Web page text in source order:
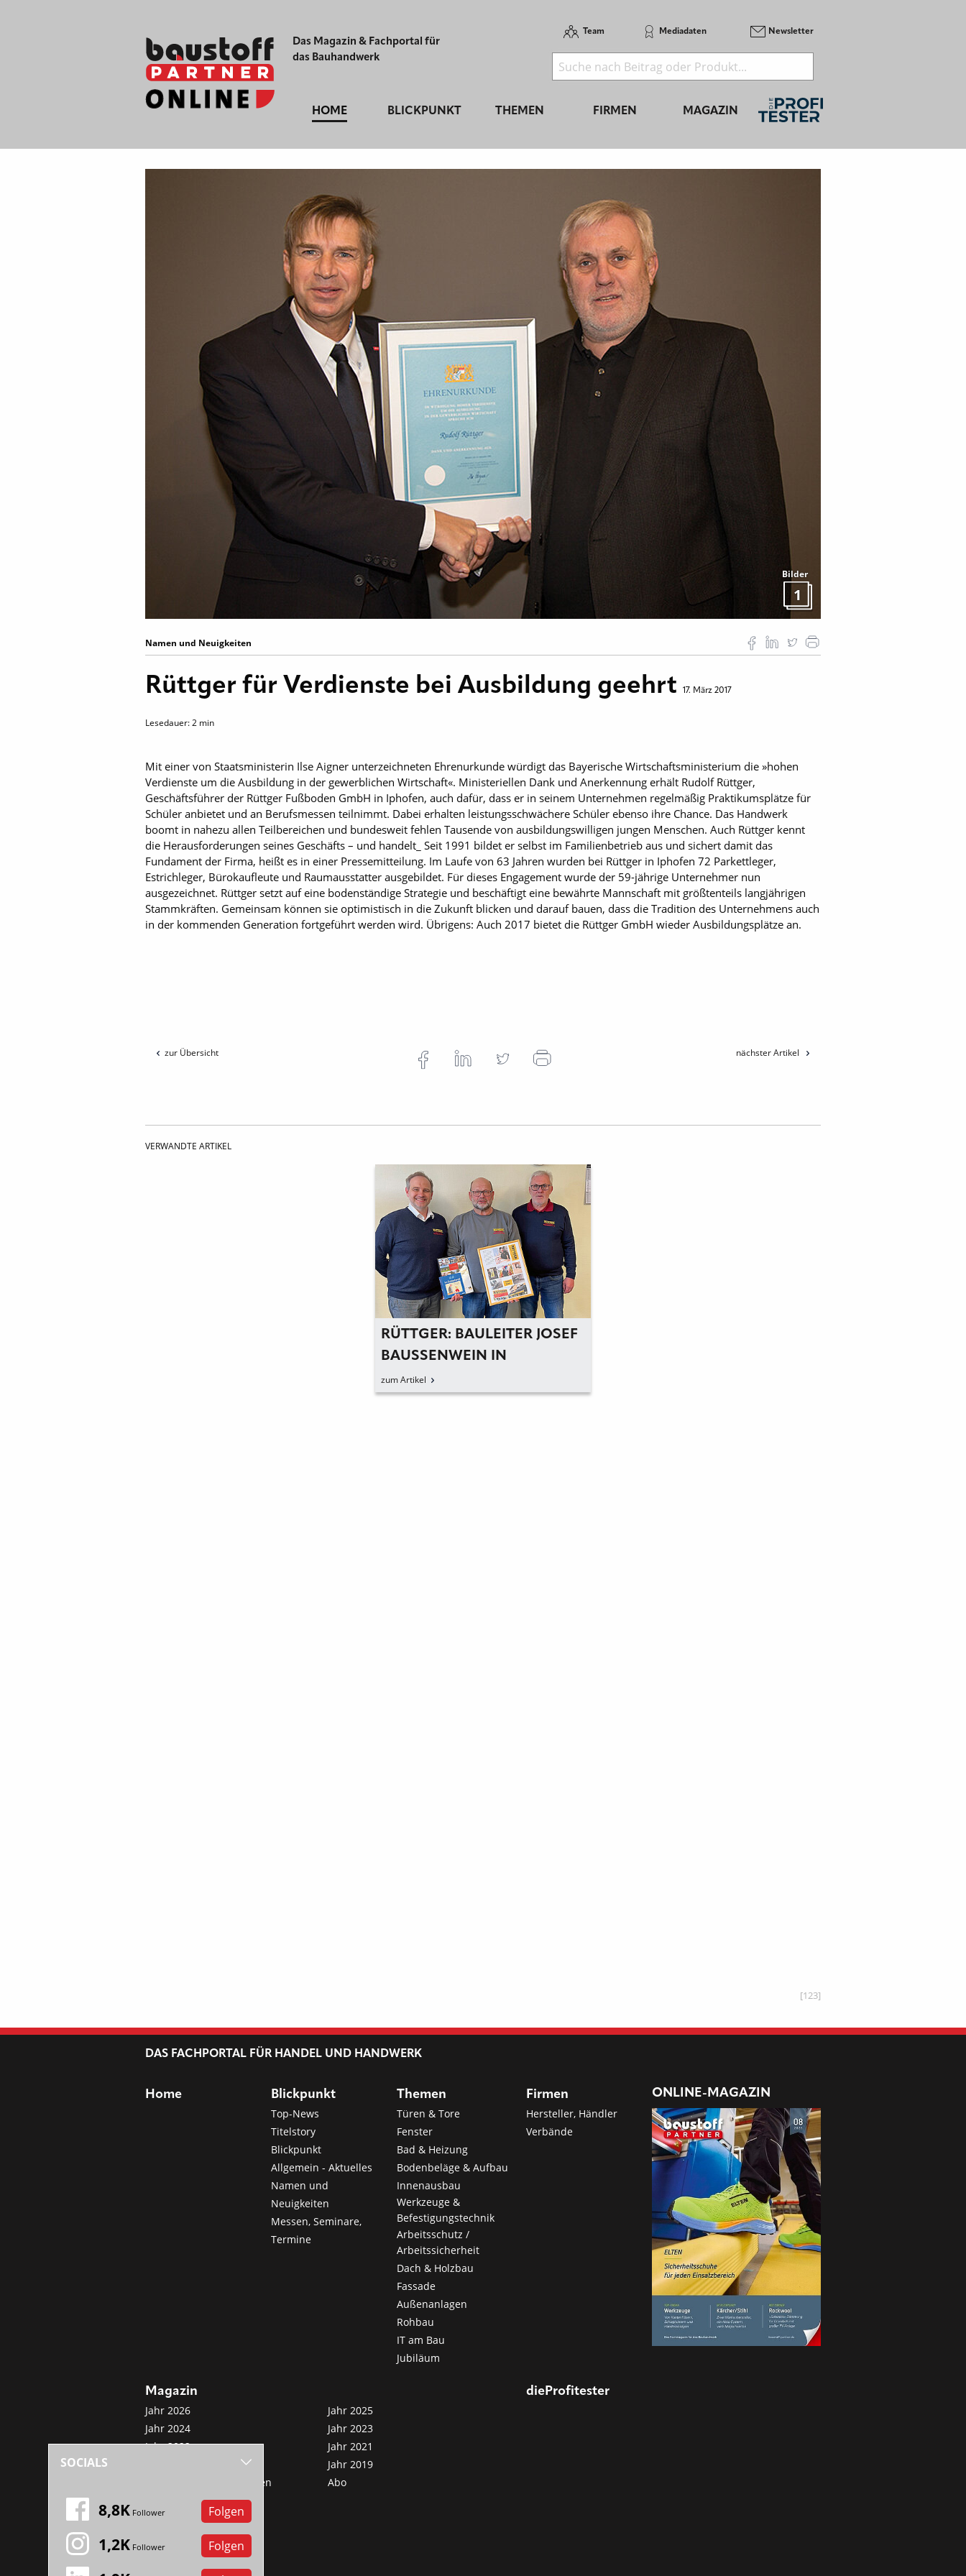
Das Magazin & Fachportal für
das Bauhandwerk
Team Mediadaten Newsletter
HOME BLICKPUNKT THEMEN FIRMEN MAGAZIN
Bilder
1
Namen und Neuigkeiten
Rüttger für Verdienste bei Ausbildung geehrt 17. März 2017
Lesedauer:2 min
Mit einer von Staatsministerin Ilse Aigner unterzeichneten Ehrenurkunde würdigt das Bayerische Wirtschaftsministerium die »hohen
Verdienste um die Ausbildung in der gewerblichen Wirtschaft«. Ministeriellen Dank und Anerkennung erhält Rudolf Rüttger,
Geschäftsführer der Rüttger Fußboden GmbH in Iphofen, auch dafür, dass er in seinem Unternehmen regelmäßig Praktikumsplätze für
Schüler anbietet und an Berufsmessen teilnimmt. Dabei erhalten leistungsschwächere Schüler ebenso ihre Chance. Das Handwerk
boomt in nahezu allen Teilbereichen und bundesweit fehlen Tausende von ausbildungswilligen jungen Menschen. Auch Rüttger kennt
die Herausforderungen seines Geschäfts – und handelt_ Seit 1991 bildet er selbst im Familienbetrieb aus und sichert damit das
Fundament der Firma, heißt es in einer Pressemitteilung. Im Laufe von 63 Jahren wurden bei Rüttger in Iphofen 72 Parkettleger,
Estrichleger, Bürokaufleute und Raumausstatter ausgebildet. Für dieses Engagement wurde der 59-jährige Unternehmer nun
ausgezeichnet. Rüttger setzt auf eine bodenständige Strategie und beschäftigt eine bewährte Mannschaft mit größtenteils langjährigen
Stammkräften. Gemeinsam können sie optimistisch in die Zukunft blicken und darauf bauen, dass die Tradition des Unternehmens auch
in der kommenden Generation fortgeführt werden wird. Übrigens: Auch 2017 bietet die Rüttger GmbH wieder Ausbildungsplätze an.
zur Übersicht nächster Artikel
VERWANDTE ARTIKEL
RÜTTGER: BAULEITER JOSEF
BAUSSENWEIN IN R
UHESTAND V
ERABSCHIEDET
zum Artikel
[123]
DAS FACHPORTAL FÜR HANDEL UND HANDWERK
Home Blickpunkt
Top-News
Titelstory
Blickpunkt
Allgemein - Aktuelles
Namen und
Neuigkeiten
Messen, Seminare,
Termine
Themen
Türen & Tore
Fenster
Bad & Heizung
Bodenbeläge & Aufbau
Innenausbau
Werkzeuge &
Befestigungstechnik
Arbeitsschutz /
Arbeitssicherheit
Dach & Holzbau
Fassade
Außenanlagen
Rohbau
IT am Bau
Jubiläum
Firmen
Hersteller, Händler
Verbände
Magazin
Jahr 2026
Jahr 2025
Jahr 2024
Jahr 2023
Jahr 2022
Jahr 2021
Jahr 2019
Sonderveröffentlichungen
Abo
dieProfitester
ONLINE-MAGAZIN
SOCIALS
8,8K Follower Folgen
1,2K Follower Folgen